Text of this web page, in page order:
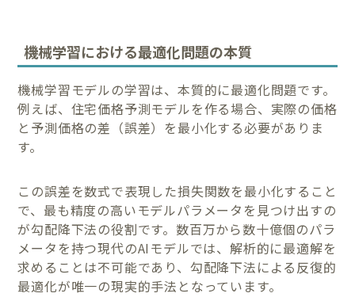
機械学習における最適化問題の本質
機械学習モデルの学習は、本質的に最適化問題です。
例えば、住宅価格予測モデルを作る場合、実際の価格
と予測価格の差（誤差）を最小化する必要がありま
す。
この誤差を数式で表現した損失関数を最小化すること
で、最も精度の高いモデルパラメータを見つけ出すの
が勾配降下法の役割です。数百万から数十億個のパラ
メータを持つ現代のAIモデルでは、解析的に最適解を
求めることは不可能であり、勾配降下法による反復的
最適化が唯一の現実的手法となっています。